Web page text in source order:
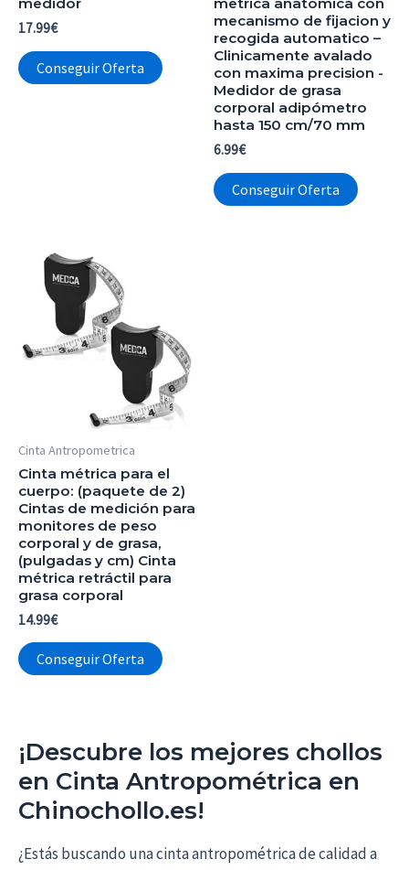
medidor
17.99€
Conseguir Oferta
metrica anatomica con
mecanismo de fijacion y
recogida automatico –
Clinicamente avalado
con maxima precision -
Medidor de grasa
corporal adipómetro
hasta 150 cm/70 mm
6.99€
Conseguir Oferta
Cinta Antropometrica
Cinta métrica para el
cuerpo: (paquete de 2)
Cintas de medición para
monitores de peso
corporal y de grasa,
(pulgadas y cm) Cinta
métrica retráctil para
grasa corporal
14.99€
Conseguir Oferta
¡Descubre los mejores chollos
en Cinta Antropométrica en
Chinochollo.es!
¿Estás buscando una cinta antropométrica de calidad a